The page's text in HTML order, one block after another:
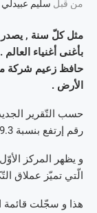
من قبل سليم عبيدلي
بأغنى أغنياء
حافظ زعيم شركة
الأرض .
حسب التّقرير
رقم إرتفع بنسبة 9.3 مليار دولار خلال الأشهر الإثني عشر الأخيرة.
و يظهر المركز
الّتي تميّز عملاق
هذا و سجّلت قائمة